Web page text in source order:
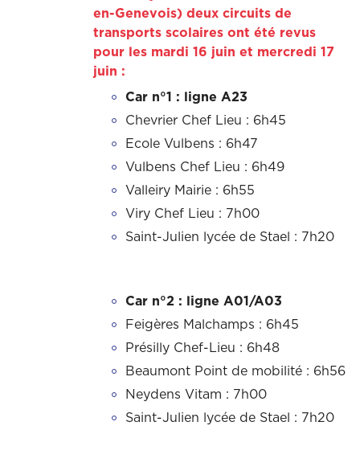
en-Genevois) deux circuits de
transports scolaires ont été revus
pour les mardi 16 juin et mercredi 17
juin :
Car n°1 : ligne A23
Chevrier Chef Lieu : 6h45
Ecole Vulbens : 6h47
Vulbens Chef Lieu : 6h49
Valleiry Mairie : 6h55
Viry Chef Lieu : 7h00
Saint-Julien lycée de Stael : 7h20
Car n°2 : ligne A01/A03
Feigères Malchamps : 6h45
Présilly Chef-Lieu : 6h48
Beaumont Point de mobilité : 6h56
Neydens Vitam : 7h00
Saint-Julien lycée de Stael : 7h20